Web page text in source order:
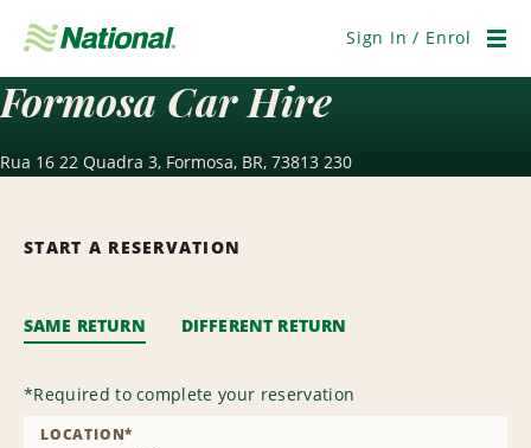
Navigation
Sign In / Enrol
Formosa Car Hire
Rua 16 22 Quadra 3, Formosa, BR, 73813 230
START A RESERVATION
SAME RETURN DIFFERENT RETURN
*Required to complete your reservation
LOCATION*